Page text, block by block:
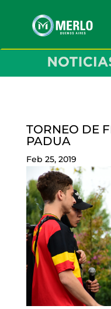
TORNEO DE
PADUA
Feb 25, 2019